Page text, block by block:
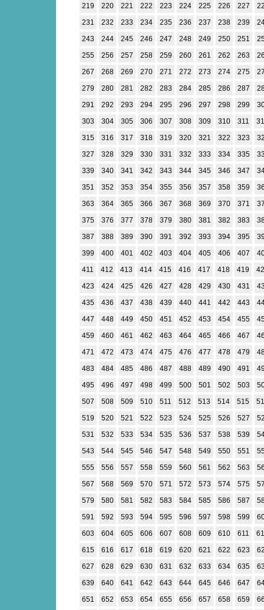
219
220 221 222 223 224 225 226 227
231
232 233 234 235 236 237 238 239
243
244 245 246 247 248 249 250 251
255
256 257 258 259 260 261 262 263
267
268 269 270 271 272 273 274 275
279
280 281 282 283 284 285 286 287
291
292 293 294 295 296 297 298 299
303
304 305 306 307 308 309 310 311
315
316 317 318 319 320 321 322 323
327
328 329 330 331 332 333 334 335
339
340 341 342 343 344 345 346 347
351
352 353 354 355 356 357 358 359
363
364 365 366 367 368 369 370 371
375
376 377 378 379 380 381 382 383
387
388 389 390 391 392 393 394 395
399
400 401 402 403 404 405 406 407
411
412 413 414 415 416 417 418 419
423
424 425 426 427 428 429 430 431
435
436 437 438 439 440 441 442 443
447
448 449 450 451 452 453 454 455
459
460 461 462 463 464 465 466 467
471
472 473 474 475 476 477 478 479
483
484 485 486 487 488 489 490 491
495
496 497 498 499 500 501 502 503
507
508 509 510 511 512 513 514 515
519
520 521 522 523 524 525 526 527
531
532 533 534 535 536 537 538 539
543
544 545 546 547 548 549 550 551
555
556 557 558 559 560 561 562 563
567
568 569 570 571 572 573 574 575
579
580 581 582 583 584 585 586 587
591
592 593 594 595 596 597 598 599
603
604 605 606 607 608 609 610 611
615
616 617 618 619 620 621 622 623
627
628 629 630 631 632 633 634 635
639
640 641 642 643 644 645 646 647
651
652 653 654 655 656 657 658 659